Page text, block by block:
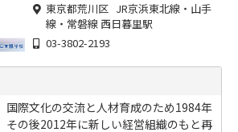
東京都荒川区 JR京浜東北線・山手
線・常磐線 西日暮里駅
03-3802-2193
国際文化の交流と人材育成のため1984年
その後2012年に新しい経営組織のもと再